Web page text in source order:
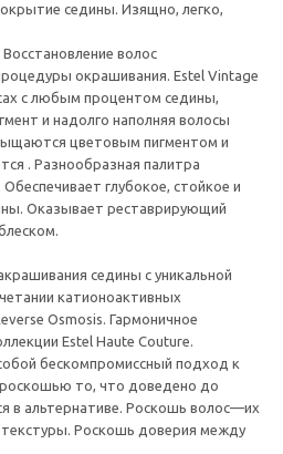
седины. Изящно, легко,
волос
окрашивания. Estel Vintage
с любым процентом седины,
и надолго наполняя волосы
цветовым пигментом и
. Разнообразная палитра
глубокое, стойкое и
Оказывает реставрирующий
седины с уникальной
катионоактивных
Osmosis. Гармоничное
Estel Haute Couture.
бескомпромиссный подход к
то, что доведено до
в альтернативе. Роскошь волос—их
текстуры. Роскошь доверия между